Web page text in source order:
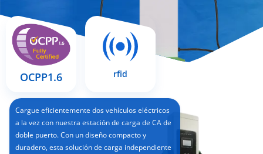
OCPP1.6 rfid
Cargue eficientemente dos vehículos eléctricos
a la vez con nuestra estación de carga de CA de
doble puerto. Con un diseño compacto y
duradero, esta solución de carga independiente